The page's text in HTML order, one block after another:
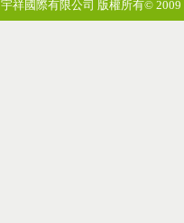
宇祥國際有限公司 版權所有© 2009